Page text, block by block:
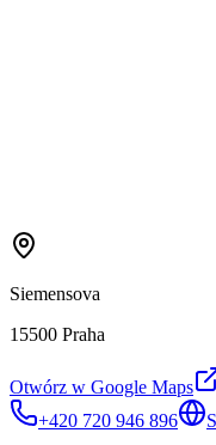
Siemensova
15500 Praha
Otwórz w Google Maps
+420 720 946 896